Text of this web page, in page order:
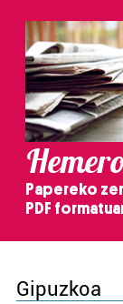
Papereko
PDF
Gipuzkoa